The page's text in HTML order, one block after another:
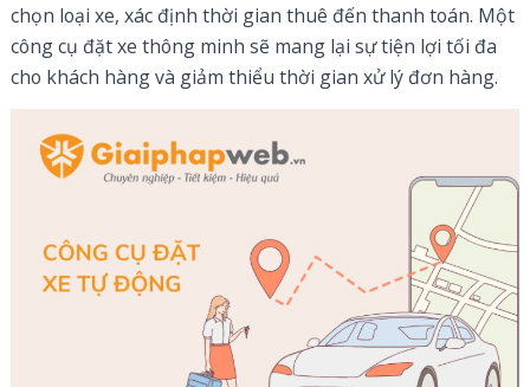
chọn loại xe, xác định thời gian thuê đến thanh toán. Một
công cụ đặt xe thông minh sẽ mang lại sự tiện lợi tối đa
cho khách hàng và giảm thiểu thời gian xử lý đơn hàng.